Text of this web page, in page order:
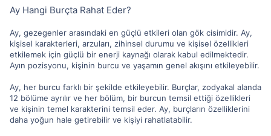
Ay Hangi Burçta Rahat Eder?
Ay, gezegenler arasındaki en güçlü etkileri olan gök cisimidir. Ay,
kişisel karakterleri, arzuları, zihinsel durumu ve kişisel özellikleri
etkilemek için güçlü bir enerji kaynağı olarak kabul edilmektedir.
Ayın pozisyonu, kişinin burcu ve yaşamın genel akışını etkileyebilir.
Ay, her burcu farklı bir şekilde etkileyebilir. Burçlar, zodyakal alanda
12 bölüme ayrılır ve her bölüm, bir burcun temsil ettiği özellikleri
ve kişinin temel karakterini temsil eder. Ay, burçların özelliklerini
daha yoğun hale getirebilir ve kişiyi rahatlatabilir.